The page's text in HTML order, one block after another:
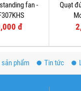
fan -
đ
Quạt
sản phẩm Tin tức